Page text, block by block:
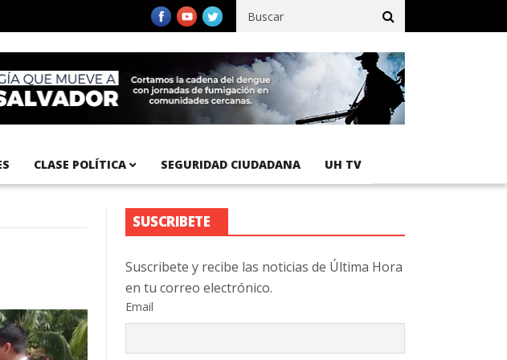
del Pacífico registra 92 % de avance en obras de terracería Aeropuerto
CLASE POLÍTICA SEGURIDAD CIUDADANA UH TV
SUSCRIBETE
Suscribete y recibe las noticias de Última Hora
en tu correo electrónico.
Email